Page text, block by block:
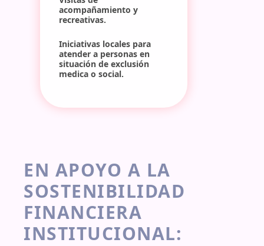
acompañamiento y
recreativas.
Iniciativas locales para
atender a personas en
situación de exclusión
medica o social.
EN APOYO A LA
SOSTENIBILIDAD
FINANCIERA
INSTITUCIONAL: